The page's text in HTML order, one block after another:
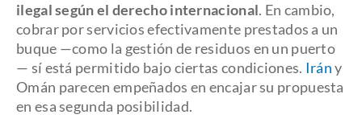
ilegal según el derecho internacional. En cambio,
cobrar por servicios efectivamente prestados a un
buque —como la gestión de residuos en un puerto
— sí está permitido bajo ciertas condiciones. Irány
Omán parecen empeñados en encajar su propuesta
en esa segunda posibilidad.